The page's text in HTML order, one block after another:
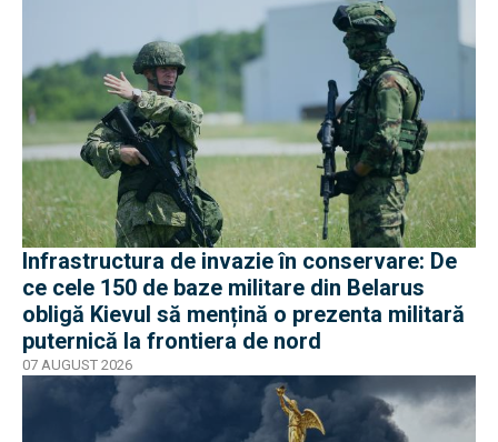
Infrastructura de invazie în conservare: De
ce cele 150 de baze militare din Belarus
obligă Kievul să mențină o prezenta militară
puternică la frontiera de nord
07 AUGUST 2026